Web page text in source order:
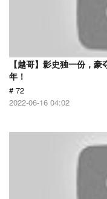
【越哥】影史独一份，
年！
# 72
2022-06-16 04:02